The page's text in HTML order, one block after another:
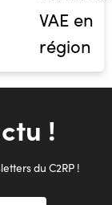
VAE en
région
!
du C2RP !